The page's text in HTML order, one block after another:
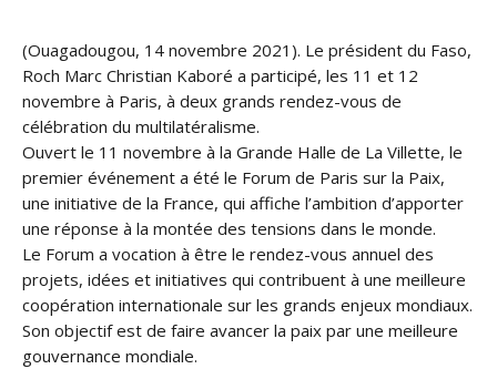
(Ouagadougou, 14 novembre 2021). Le président du Faso,
Roch Marc Christian Kaboré a participé, les 11 et 12
novembre à Paris, à deux grands rendez-vous de
célébration du multilatéralisme.
Ouvert le 11 novembre à la Grande Halle de La Villette, le
premier événement a été le Forum de Paris sur la Paix,
une initiative de la France, qui affiche l’ambition d’apporter
une réponse à la montée des tensions dans le monde.
Le Forum a vocation à être le rendez-vous annuel des
projets, idées et initiatives qui contribuent à une meilleure
coopération internationale sur les grands enjeux mondiaux.
Son objectif est de faire avancer la paix par une meilleure
gouvernance mondiale.